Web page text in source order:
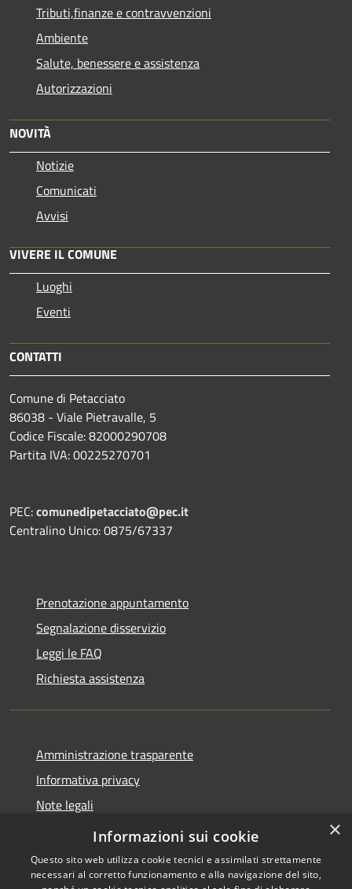
Tributi,finanze e contravvenzioni
Ambiente
Salute, benessere e assistenza
Autorizzazioni
NOVITÀ
Notizie
Comunicati
Avvisi
VIVERE IL COMUNE
Luoghi
Eventi
CONTATTI
Comune di Petacciato
86038 - Viale Pietravalle, 5
Codice Fiscale: 82000290708
Partita IVA: 00225270701
PEC:comunedipetacciato@pec.it
Centralino Unico: 0875/67337
Prenotazione appuntamento
Segnalazione disservizio
Leggi le FAQ
Richiesta assistenza
Amministrazione trasparente
Informativa privacy
Note legali
Dichiarazione di accessibilità
×
Informazioni sui cookie
Questo sito web utilizza cookie tecnici e assimilati strettamente
necessari al corretto funzionamento e alla navigazione del sito,